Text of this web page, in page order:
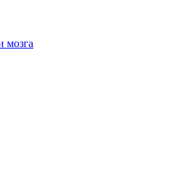
мозга